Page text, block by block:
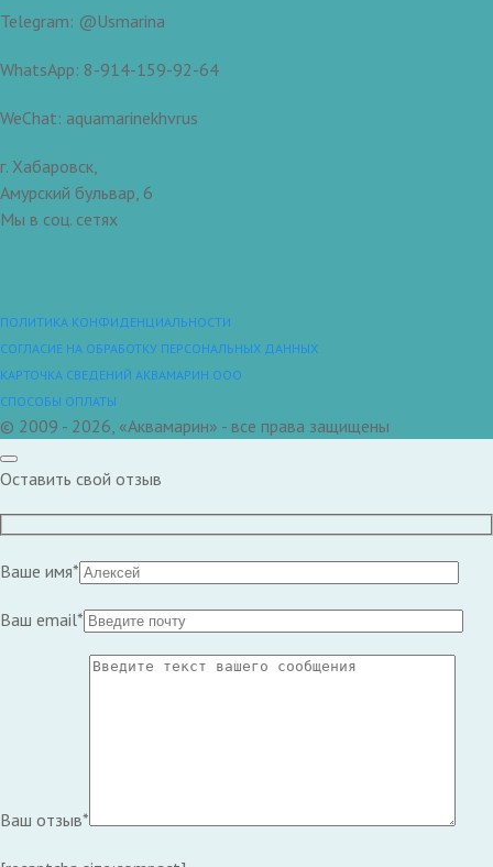
Telegram: @Usmarina
WhatsApp: 8-914-159-92-64
WeChat: aquamarinekhvrus
г. Хабаровск,
Амурский бульвар, 6
Мы в соц. сетях
ПОЛИТИКА КОНФИДЕНЦИАЛЬНОСТИ
СОГЛАСИЕ НА ОБРАБОТКУ ПЕРСОНАЛЬНЫХ ДАННЫХ
КАРТОЧКА СВЕДЕНИЙ АКВАМАРИН ООО
СПОСОБЫ ОПЛАТЫ
© 2009 - 2026, «Аквамарин» - все права защищены
Оставить свой отзыв
Ваше имя*
Ваш email*
Ваш отзыв*